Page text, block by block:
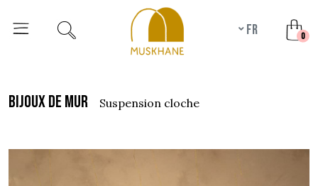
fr 0
bijoux de mur suspension cloche